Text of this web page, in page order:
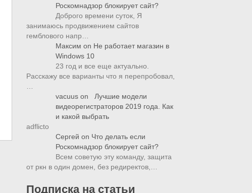
Роскомнадзор блокирует сайт?
Доброго времени суток, Я
занимаюсь продвижением сайтов
гемблового напр…
Максим on Не работает магазин в
Windows 10
23 год и все еще актуально.
Расскажу все варианты что я перепробовал,
vacuus on
Лучшие модели
видеорегистраторов 2019 года. Как
и какой выбрать
adflicto
Сергей on Что делать если
Роскомнадзор блокирует сайт?
Всем советую эту команду, защита
от ркн в один домен, без редиректов,…
Подписка на статьи